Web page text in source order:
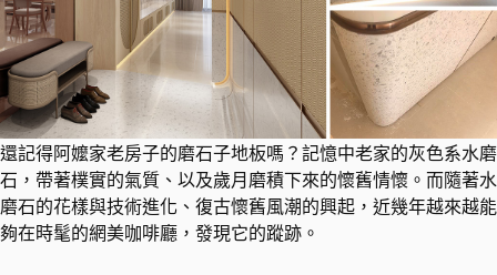
還記得阿嬤家老房子的磨石子地板嗎？記憶中老家的灰色系水磨
石，帶著樸實的氣質、以及歲月磨積下來的懷舊情懷。而隨著水
磨石的花樣與技術進化、復古懷舊風潮的興起，近幾年越來越能
夠在時髦的網美咖啡廳，發現它的蹤跡。